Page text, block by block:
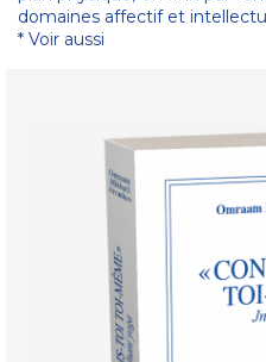
domaines affectif et
* Voir aussi